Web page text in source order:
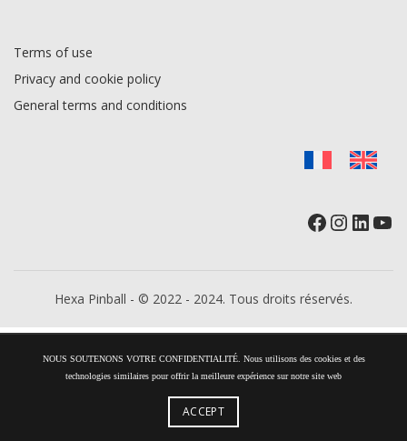
Terms of use
Privacy and cookie policy
General terms and conditions
Facebook
Hexa Pinball - © 2022 - 2024. Tous droits réservés.
NOUS SOUTENONS VOTRE CONFIDENTIALITÉ. Nous utilisons des cookies et des
technologies similaires pour offrir la meilleure expérience sur notre site web
ACCEPT